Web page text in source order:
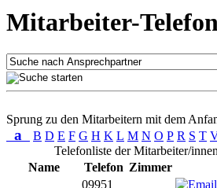
Mitarbeiter-
Sprung zu den Mitarbeitern mit dem
a B D E F G H K L M N O P R S T
Telefonliste der Mitarbeiter/
Name
Telefon Zimmer
09951